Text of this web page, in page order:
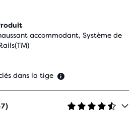
accommodant, Système de
dans la tige